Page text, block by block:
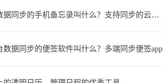
安卓苹果数据同步的手机备忘录叫什么？支持同步的云备忘录
数据同步的便签软件叫什么？多端同步便签app